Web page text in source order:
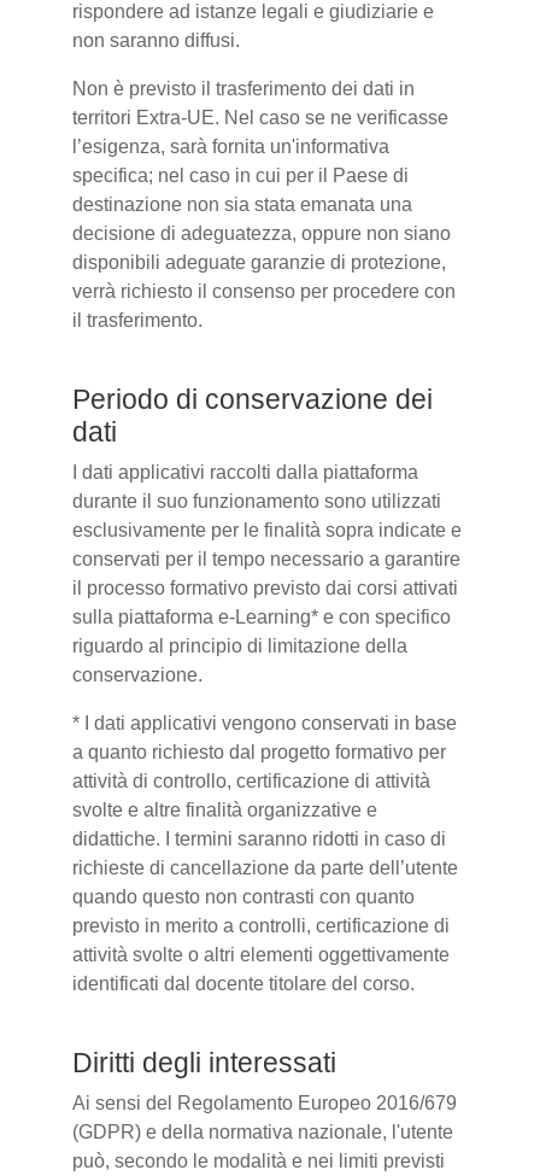
rispondere ad istanze legali e giudiziarie e
non saranno diffusi.
Non è previsto il trasferimento dei dati in
territori Extra-UE. Nel caso se ne verificasse
l’esigenza, sarà fornita un'informativa
specifica; nel caso in cui per il Paese di
destinazione non sia stata emanata una
decisione di adeguatezza, oppure non siano
disponibili adeguate garanzie di protezione,
verrà richiesto il consenso per procedere con
il trasferimento.
Periodo di conservazione dei
dati
I dati applicativi raccolti dalla piattaforma
durante il suo funzionamento sono utilizzati
esclusivamente per le finalità sopra indicate e
conservati per il tempo necessario a garantire
il processo formativo previsto dai corsi attivati
sulla piattaforma e-Learning* e con specifico
riguardo al principio di limitazione della
conservazione.
* I dati applicativi vengono conservati in base
a quanto richiesto dal progetto formativo per
attività di controllo, certificazione di attività
svolte e altre finalità organizzative e
didattiche. I termini saranno ridotti in caso di
richieste di cancellazione da parte dell’utente
quando questo non contrasti con quanto
previsto in merito a controlli, certificazione di
attività svolte o altri elementi oggettivamente
identificati dal docente titolare del corso.
Diritti degli interessati
Ai sensi del Regolamento Europeo 2016/679
(GDPR) e della normativa nazionale, l'utente
può, secondo le modalità e nei limiti previsti